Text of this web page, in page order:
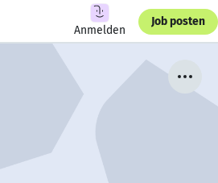
Anmelden
Job posten